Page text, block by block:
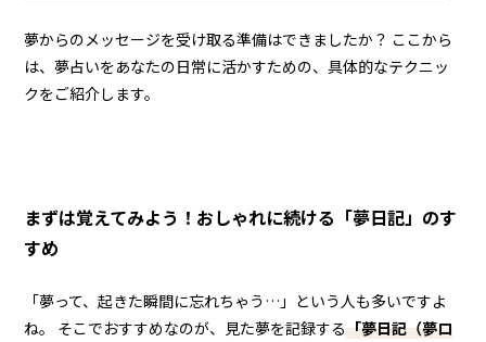
夢からのメッセージを受け取る準備はできましたか？ ここから
は、夢占いをあなたの日常に活かすための、具体的なテクニッ
クをご紹介します。
まずは覚えてみよう！おしゃれに続ける「夢日記」のす
すめ
「夢って、起きた瞬間に忘れちゃう…」という人も多いですよ
ね。 そこでおすすめなのが、見た夢を記録する「夢日記（夢ロ